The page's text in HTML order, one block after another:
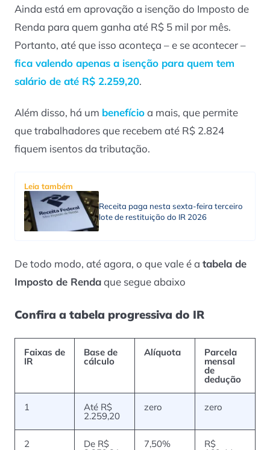
Ainda está em aprovação a isenção do Imposto de
Renda para quem ganha até R$ 5 mil por mês.
Portanto, até que isso aconteça – e se acontecer –
fica valendo apenas a isenção para quem tem
salário de até R$ 2.259,20.
Além disso, há um benefícioa mais, que permite
que trabalhadores que recebem até R$ 2.824
fiquem isentos da tributação.
Leia também
Receita paga nesta sexta-feira terceiro
lote de restituição do IR 2026
De todo modo, até agora, o que vale é a tabela de
Imposto de Rendaque segue abaixo
Confira a tabela progressiva do IR
Faixas de
IR
Base de
cálculo
Alíquota Parcela
mensal
de
dedução
1 Até R$
2.259,20
zero zero
2 De R$ 7,50% R$